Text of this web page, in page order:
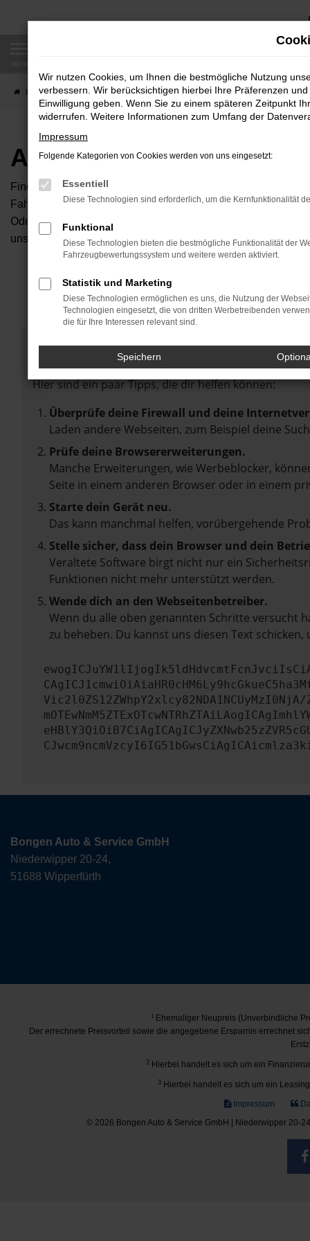
Zum
Startseite Fahrzeugangebote Autobörse
Autobörse
Finden Sie Ihren neuen Traumwagen bei uns. Dafür haben
Fahrzeuge an, die bei uns auf dem Hof stehen. Dann
Oder Sie klicken auf den Button Autobörse und Sie haben
unserem Händlernetzwerk. Diese Fahrzeuge können wir
Fehler: Network Error
Beim Laden ist ein Fehler aufgetreten.
Hier sind ein paar Tipps, die dir helfen können:
Überprüfe deine Firewall und deine
Laden andere Webseiten, zum Beispiel deine
Prüfe deine Browsererweiterungen.
Manche Erweiterungen, wie Werbeblocker,
Seite in einem anderen Browser oder in einem
Starte dein Gerät neu.
Das kann manchmal helfen, vorübergehende
Stelle sicher, dass dein Browser und dein
Veraltete Software birgt nicht nur ein
Funktionen nicht mehr unterstützt werden.
Wende dich an den Webseitenbetreiber.
Wenn du alle oben genannten Schritte versucht
zu beheben. Du kannst uns diesen Text
Vic2l0ZS12ZWhpY2xlcy82NDA1NCUyMzI0NjA/
Bongen Auto & Service GmbH
Niederwipper 20-24,
51688 Wipperfürth
1Ehemaliger Neupreis (Unverbindliche
Der errechnete Preisvorteil sowie die angegebene Ersparnis errechnet
2 Hierbei handelt es sich um ein
3 Hierbei handelt es sich um ein
Impressum
© 2026 Bongen Auto & Service GmbH | Niederwipper 20-
Wir nutzen Cookies, um Ihnen die bestmögliche Nutzung
verbessern. Wir berücksichtigen hierbei Ihre Präferenzen
Einwilligung geben. Wenn Sie zu einem späteren Zeitpunkt
widerrufen. Weitere Informationen zum Umfang der
Impressum
Folgende Kategorien von Cookies werden von uns eingesetzt:
Essentiell
Diese Technologien sind erforderlich, um die Kernfunktionalität
Funktional
Diese Technologien bieten die bestmögliche Funktionalität der
Fahrzeugbewertungssystem und weitere werden aktiviert.
Statistik und Marketing
Diese Technologien ermöglichen es uns, die Nutzung der
Technologien eingesetzt, die von dritten Werbetreibenden
die für Ihre Interessen relevant sind.
Speichern